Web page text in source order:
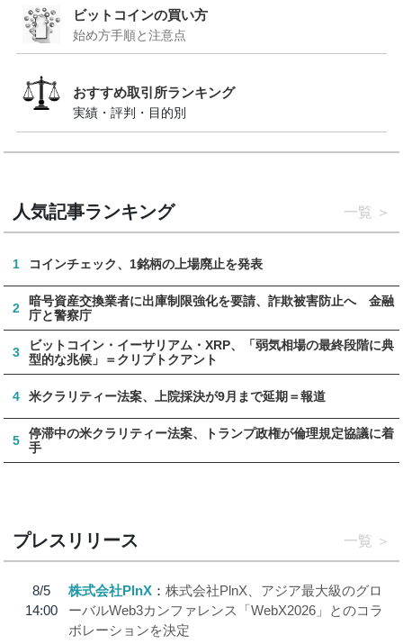
ビットコインの買い方
始め方手順と注意点
おすすめ取引所ランキング
実績・評判・目的別
人気記事ランキング 一覧
1 コインチェック、1銘柄の上場廃止を発表
2
暗号資産交換業者に出庫制限強化を要請、詐欺被害防止へ 金融
庁と警察庁
3
ビットコイン・イーサリアム・XRP、「弱気相場の最終段階に典
型的な兆候」＝クリプトクアント
4 米クラリティー法案、上院採決が9月まで延期＝報道
5
停滞中の米クラリティー法案、トランプ政権が倫理規定協議に着
手
プレスリリース 一覧
8/5
14:00
株式会社PlnX
株式会社PlnX、アジア最大級のグロ
ーバルWeb3カンファレンス「WebX2026」とのコラ
ボレーションを決定